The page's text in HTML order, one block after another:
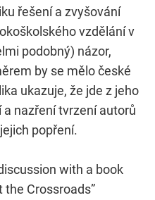
řešení a zvyšování
vzdělání v
podobný) názor,
by se mělo české
ukazuje, že jde z jeho
nazření tvrzení autorů
popření.
with a book
the Crossroads”